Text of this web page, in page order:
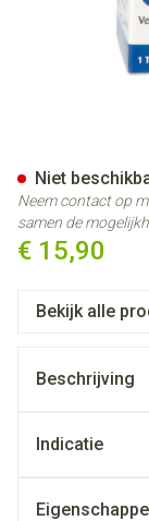
€ 15,90
Niet
Neem contact op
samen de
Bekijk alle
Beschrijving
Indicatie